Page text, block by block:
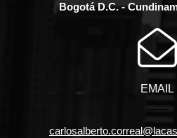
Bogotá D.C. -
EMAIL